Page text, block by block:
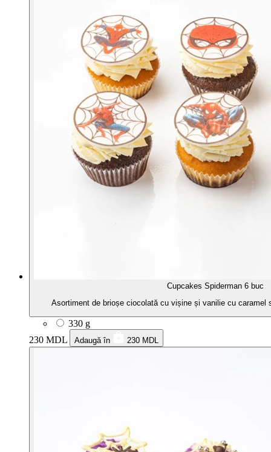
Cupcakes Spiderman 6 buc
Asortiment de brioșe ciocolată cu vișine și vanilie cu caramel
330 g
230 MDL
Adaugă în 230 MDL